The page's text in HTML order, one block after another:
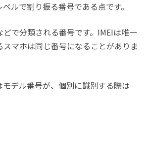
ルで割り振る番号である点です。
で分類される番号です。IMEIは唯一
マホは同じ番号になることがありま
デル番号が、個別に識別する際は